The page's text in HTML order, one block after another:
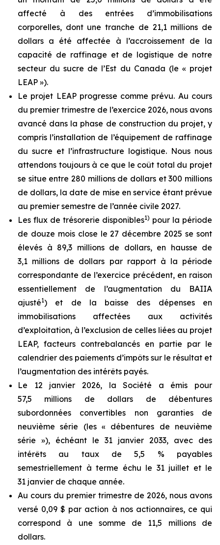
affecté à des entrées d’immobilisations
corporelles, dont une tranche de 21,1 millions de
dollars a été affectée à l’accroissement de la
capacité de raffinage et de logistique de notre
secteur du sucre de l’Est du Canada (le « projet
LEAP »).
Le projet LEAP progresse comme prévu. Au cours
du premier trimestre de l’exercice 2026, nous avons
avancé dans la phase de construction du projet, y
compris l’installation de l’équipement de raffinage
du sucre et l’infrastructure logistique. Nous nous
attendons toujours à ce que le coût total du projet
se situe entre 280 millions de dollars et 300 millions
de dollars, la date de mise en service étant prévue
au premier semestre de l’année civile 2027.
Les flux de trésorerie disponibles1) pour la période
de douze mois close le 27 décembre 2025 se sont
élevés à 89,3 millions de dollars, en hausse de
3,1 millions de dollars par rapport à la période
correspondante de l’exercice précédent, en raison
essentiellement de l’augmentation du BAIIA
ajusté1) et de la baisse des dépenses en
immobilisations affectées aux activités
d’exploitation, à l’exclusion de celles liées au projet
LEAP, facteurs contrebalancés en partie par le
calendrier des paiements d’impôts sur le résultat et
l’augmentation des intérêts payés.
Le 12 janvier 2026, la Société a émis pour
57,5 millions de dollars de débentures
subordonnées convertibles non garanties de
neuvième série (les « débentures de neuvième
série »), échéant le 31 janvier 2033, avec des
intérêts au taux de 5,5 % payables
semestriellement à terme échu le 31 juillet et le
31 janvier de chaque année.
Au cours du premier trimestre de 2026, nous avons
versé 0,09 $ par action à nos actionnaires, ce qui
correspond à une somme de 11,5 millions de
dollars.